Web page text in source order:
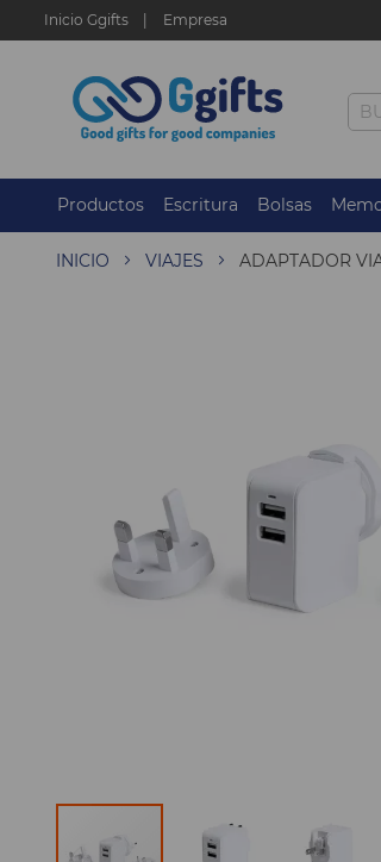
Inicio Ggifts Empresa
Productos Escritura Bolsas
INICIO VIAJES ADAPTADOR